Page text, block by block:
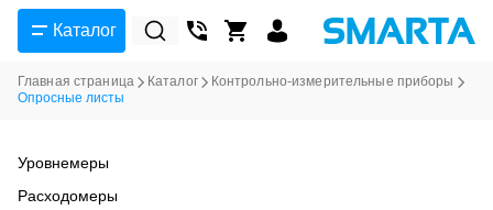
Каталог
Главная страница Каталог
Контрольно-измерительные приборы
Опросные листы
Уровнемеры
Расходомеры